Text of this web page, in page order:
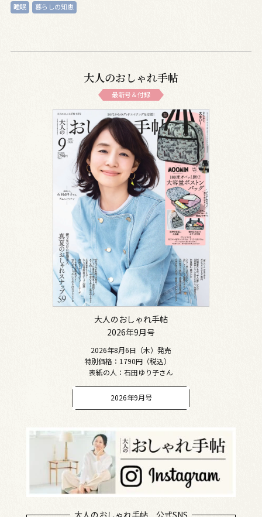
睡眠 暮らしの知恵
大人のおしゃれ手帖
最新号＆付録
大人のおしゃれ手帖
2026年9月号
2026年8月6日（木）発売
特別価格：1790円（税込）
表紙の人：石田ゆり子さん
2026年9月号